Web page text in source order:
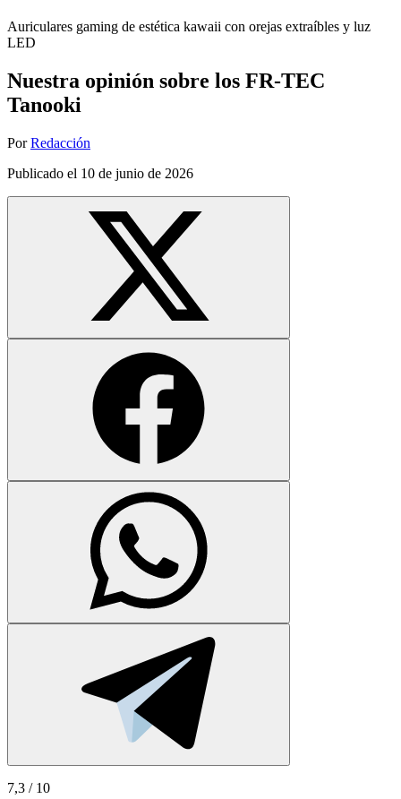
Auriculares gaming de estética kawaii con orejas extraíbles y luz
LED
Nuestra opinión sobre los FR-TEC
Tanooki
Por Redacción
Publicado el 10 de junio de 2026
7,3 / 10